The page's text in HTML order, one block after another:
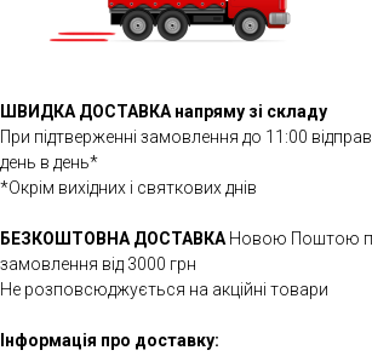
ШВИДКА ДОСТАВКА напряму зі складу
При підтверженні замовлення до 11:00
день в день*
*Окрім вихідних і святкових днів
БЕЗКОШТОВНА ДОСТАВКАНовою Поштою
замовлення від 3000 грн
Не розповсюджується на акційні товари
Інформація про доставку: